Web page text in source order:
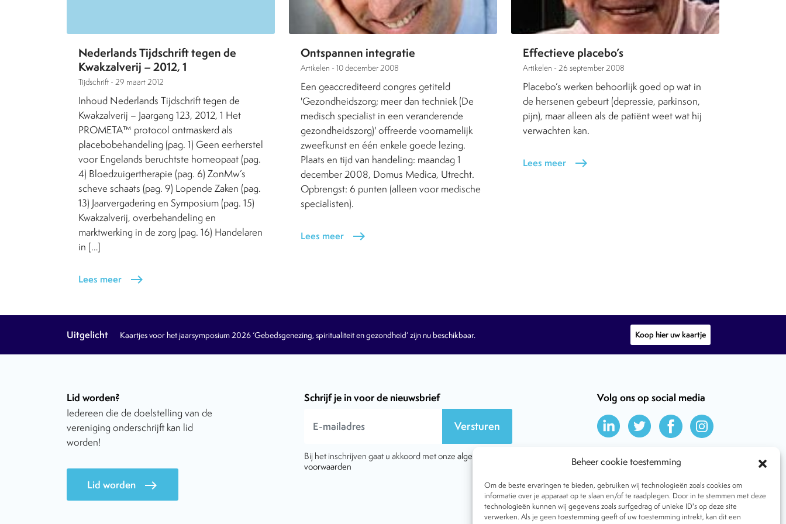
Beheer cookie toestemming
Om de beste ervaringen te bieden, gebruiken wij technologieën zoals cookies om
informatie over je apparaat op te slaan en/of te raadplegen. Door in te stemmen met deze
technologieën kunnen wij gegevens zoals surfgedrag of unieke ID's op deze site
verwerken. Als je geen toestemming geeft of uw toestemming intrekt, kan dit een
Nederlands Tijdschrift tegen de
Kwakzalverij – 2012, 1
Tijdschrift - 29 maart 2012
Inhoud Nederlands Tijdschrift tegen de
Kwakzalverij – Jaargang 123, 2012, 1 Het
PROMETA™ protocol ontmaskerd als
placebobehandeling (pag. 1) Geen eerherstel
voor Engelands beruchtste homeopaat (pag.
4) Bloedzuigertherapie (pag. 6) ZonMw’s
scheve schaats (pag. 9) Lopende Zaken (pag.
13) Jaarvergadering en Symposium (pag. 15)
Kwakzalverij, overbehandeling en
marktwerking in de zorg (pag. 16) Handelaren
in […]
Lees meer east
Ontspannen integratie
Artikelen - 10 december 2008
Een geaccrediteerd congres getiteld
'Gezondheidszorg; meer dan techniek (De
medisch specialist in een veranderende
gezondheidszorg)' offreerde voornamelijk
zweefkunst en één enkele goede lezing.
Plaats en tijd van handeling: maandag 1
december 2008, Domus Medica, Utrecht.
Opbrengst: 6 punten (alleen voor medische
specialisten).
Lees meer east
Effectieve placebo’s
Artikelen - 26 september 2008
Placebo’s werken behoorlijk goed op wat in
de hersenen gebeurt (depressie, parkinson,
pijn), maar alleen als de patiënt weet wat hij
verwachten kan.
Lees meer east
Uitgelicht Kaartjes voor het jaarsymposium 2026 ‘Gebedsgenezing, spiritualiteit en gezondheid’ zijn nu beschikbaar. Koop hier uw kaartje
Lid worden?
Iedereen die de doelstelling van de
vereniging onderschrijft kan lid
worden!
Lid worden east
Schrijf je in voor de nieuwsbrief
Versturen
Bij het inschrijven gaat u akkoord met onze algemene
voorwaarden
Volg ons op social media